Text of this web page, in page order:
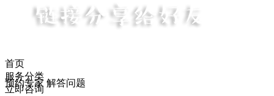
首页
服务分类
立即咨询
预约专家 解答问题